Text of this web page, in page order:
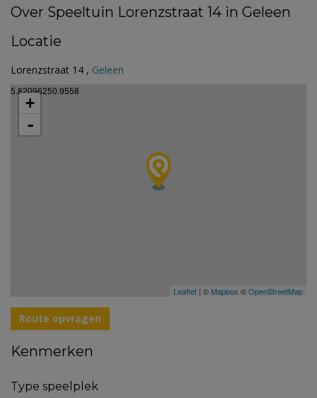
Over Speeltuin Lorenzstraat 14 in Geleen
Locatie
Lorenzstraat 14 , Geleen
5.82096250.9558
+
-
Leaflet | © Mapbox ©OpenStreetMap
Route opvragen
Kenmerken
Type speelplek